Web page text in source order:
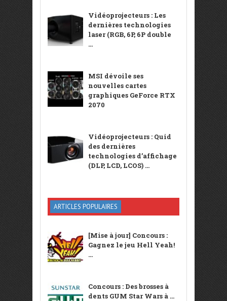
Vidéoprojecteurs : Les
dernières technologies
laser (RGB, 6P, 6P double
...
MSI dévoile ses
nouvelles cartes
graphiques GeForce RTX
2070
Vidéoprojecteurs : Quid
des dernières
technologies d’affichage
(DLP, LCD, LCOS) ...
ARTICLES POPULAIRES
[Mise à jour] Concours :
Gagnez le jeu Hell Yeah!
...
Concours : Des brosses à
dents GUM Star Wars à ...